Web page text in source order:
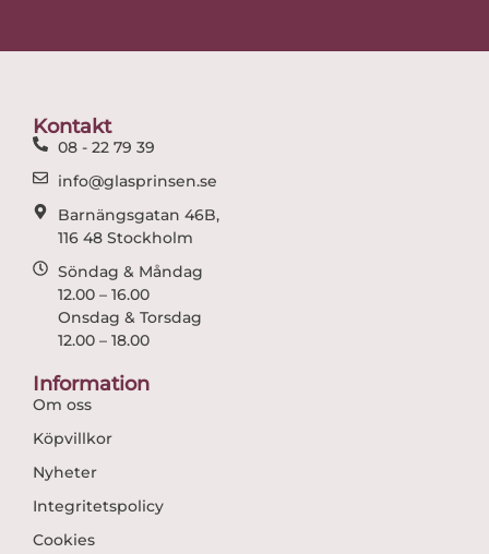
Kontakt
08 - 22 79 39
info@glasprinsen.se
Barnängsgatan 46B,
116 48 Stockholm
Söndag & Måndag
12.00 – 16.00
Onsdag & Torsdag
12.00 – 18.00
Information
Om oss
Köpvillkor
Nyheter
Integritetspolicy
Cookies